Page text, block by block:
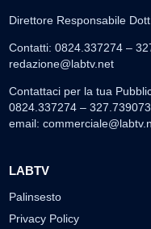
Direttore Responsabile
Contatti: 0824.337274 –
redazione@labtv.net
Contattaci per la tua
0824.337274 –
email:
LABTV
Palinsesto
Privacy Policy